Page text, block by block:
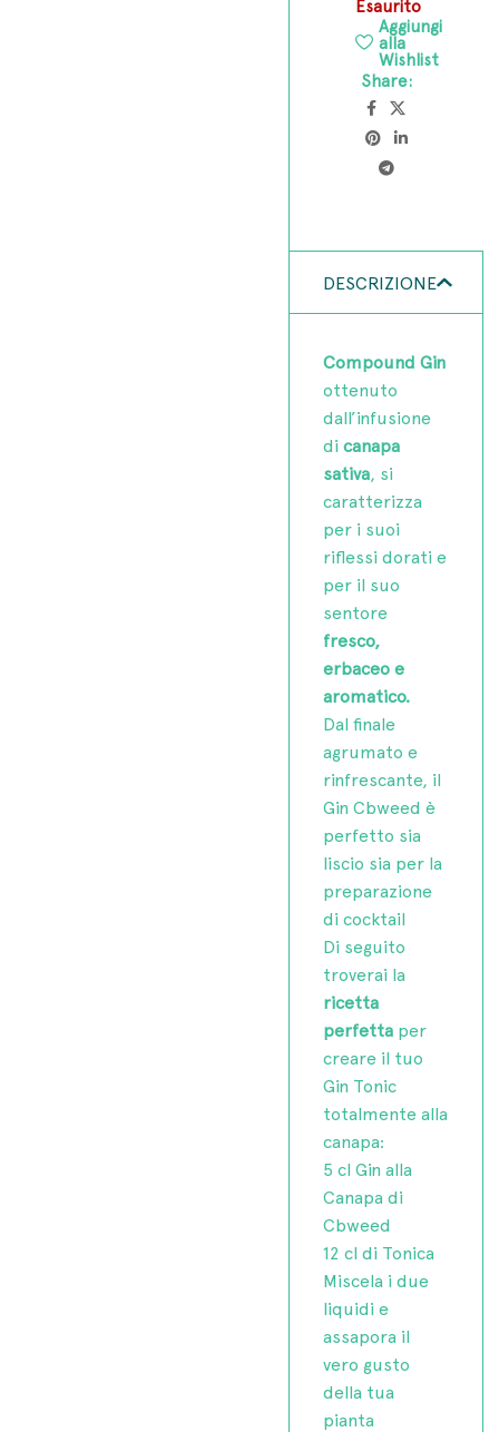
Esaurito
Aggiungi
alla
Wishlist
Share:
DESCRIZIONE
Compound Gin
ottenuto
dall’infusione
dicanapa
sativa, si
caratterizza
per i suoi
riflessi dorati e
per il suo
sentore
fresco,
erbaceo e
aromatico.
Dal finale
agrumato e
rinfrescante, il
Gin Cbweed è
perfetto sia
liscio sia per la
preparazione
di cocktail
Di seguito
troverai la
ricetta
perfetta per
creare il tuo
Gin Tonic
totalmente alla
canapa:
5 cl Gin alla
Canapa di
Cbweed
12 cl di Tonica
Miscela i due
liquidi e
assapora il
vero gusto
della tua
pianta